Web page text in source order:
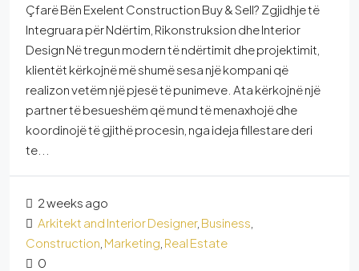
Çfarë Bën Exelent Construction Buy & Sell? Zgjidhje të
Integruara për Ndërtim, Rikonstruksion dhe Interior
Design Në tregun modern të ndërtimit dhe projektimit,
klientët kërkojnë më shumë sesa një kompani që
realizon vetëm një pjesë të punimeve. Ata kërkojnë një
partner të besueshëm që mund të menaxhojë dhe
koordinojë të gjithë procesin, nga ideja fillestare deri
te...
2 weeks ago
Arkitekt and Interior Designer, Business
Construction Marketing Real Estate
0